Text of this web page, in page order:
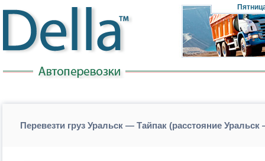
Перевезти груз Уральск — Тайпак (расстояние Уральск